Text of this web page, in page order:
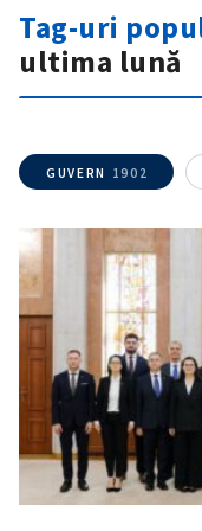
Tag-uri
ultima lună
GUVERN 1902
Fotografie
+ Încarcă
Link media
+ Link
Mesajul
+
CONTACT SURSĂ
Sursă
Nume
+
Email+
Telefon
+ Telefon